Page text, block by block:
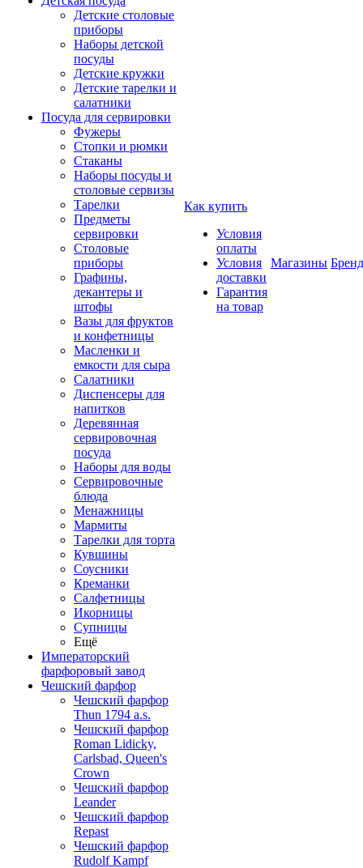
Детские столовые
приборы
Наборы детской
посуды
Детские кружки
Детские тарелки и
салатники
Посуда для сервировки
Фужеры
Стопки и рюмки
Стаканы
Наборы посуды и
столовые сервизы
Тарелки
Предметы
сервировки
Столовые
приборы
Графины,
декантеры и
штофы
Вазы для фруктов
и конфетницы
Масленки и
емкости для сыра
Салатники
Диспенсеры для
напитков
Деревянная
сервировочная
посуда
Наборы для воды
Сервировочные
блюда
Менажницы
Мармиты
Тарелки для торта
Кувшины
Соусники
Креманки
Салфетницы
Икорницы
Супницы
Ещё
Императорский
фарфоровый завод
Чешский фарфор
Чешский фарфор
Thun 1794 a.s.
Чешский фарфор
Roman Lidicky,
Carlsbad, Queen's
Crown
Чешский фарфор
Leander
Чешский фарфор
Repast
Чешский фарфор
Rudolf Kampf
Как купить
Условия
оплаты
Условия
доставки
Гарантия
на товар
Магазины